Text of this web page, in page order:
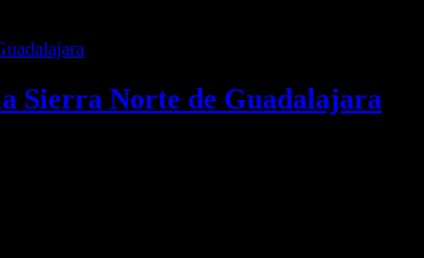
Sierra Norte de Guadalajara